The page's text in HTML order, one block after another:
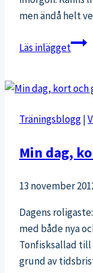
men ändå helt
Läs inlägget
Träningsblogg|
Min dag,
13 november
Dagens
med både nya
Tonfisksallad till
grund av